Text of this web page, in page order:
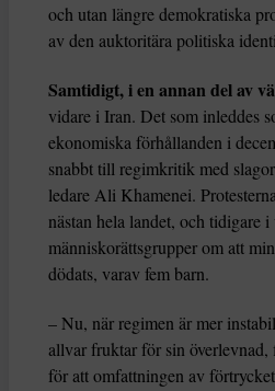
och utan längre demokratiska
av den auktoritära politiska
Samtidigt, i en annan del av
vidare i Iran. Det som inleddes
ekonomiska förhållanden i
snabbt till regimkritik med
ledare Ali Khamenei.
nästan hela landet, och tidigare
människorättsgrupper om att
dödats, varav fem barn.
– Nu, när regimen är mer
allvar fruktar för sin
för att omfattningen av